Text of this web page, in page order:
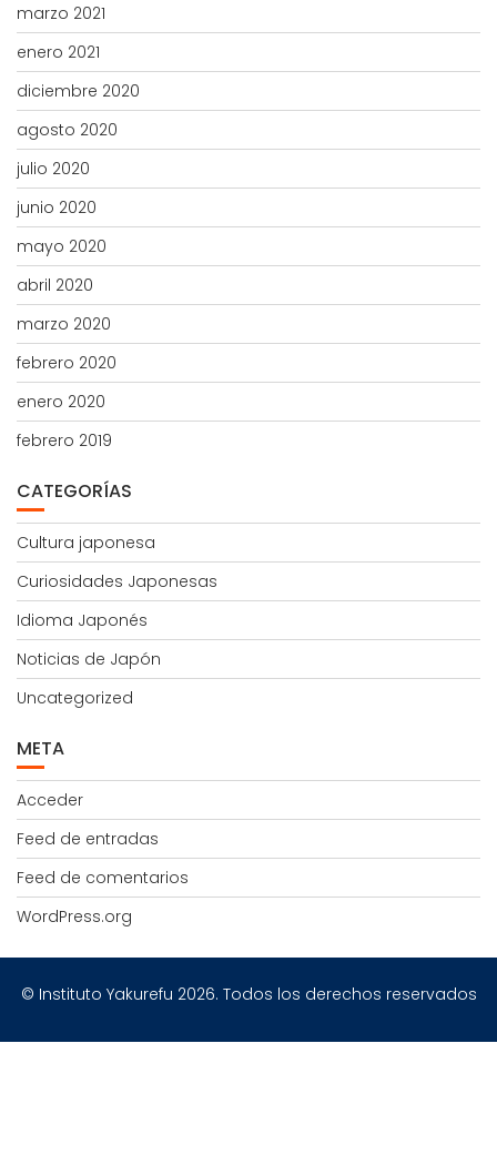
marzo 2021
enero 2021
diciembre 2020
agosto 2020
julio 2020
junio 2020
mayo 2020
abril 2020
marzo 2020
febrero 2020
enero 2020
febrero 2019
CATEGORÍAS
Cultura japonesa
Curiosidades Japonesas
Idioma Japonés
Noticias de Japón
Uncategorized
META
Acceder
Feed de entradas
Feed de comentarios
WordPress.org
© Instituto Yakurefu 2026. Todos los derechos reservados